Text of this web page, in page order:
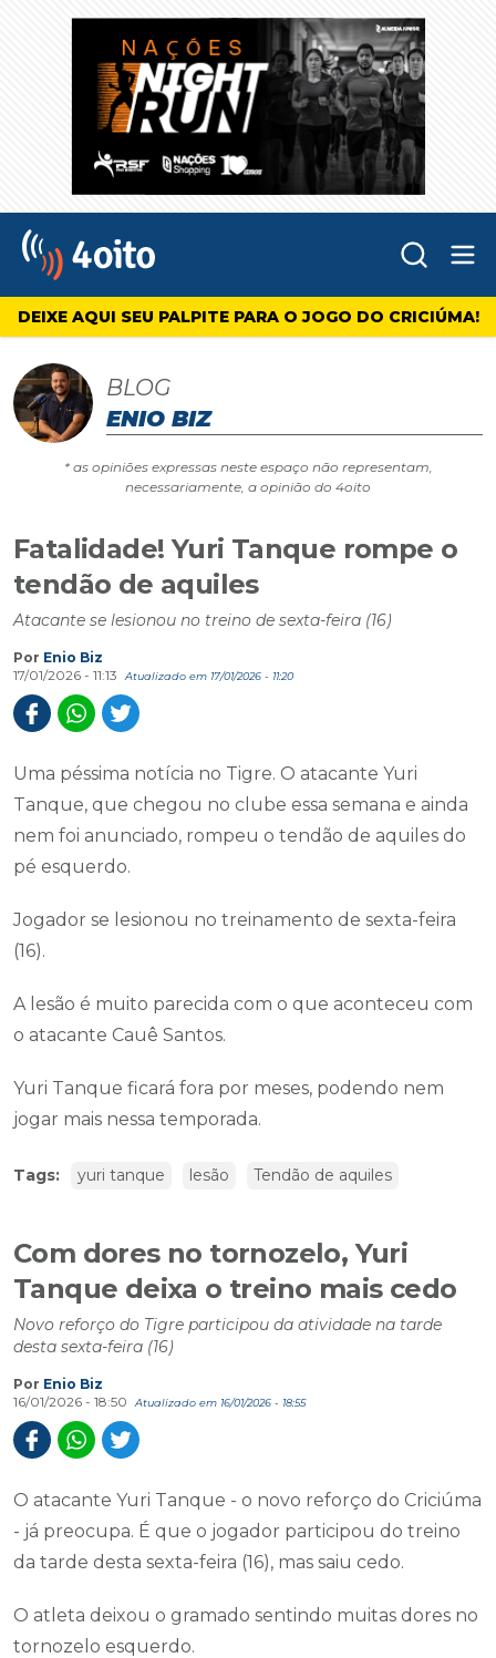
4oito
DEIXE AQUI SEU PALPITE PARA O JOGO DO CRICIÚMA!
BLOG
ENIO BIZ
* as opiniões expressas neste espaço não representam,
necessariamente, a opinião do 4oito
Fatalidade! Yuri Tanque rompe o
tendão de aquiles
Atacante se lesionou no treino de sexta-feira (16)
Por Enio Biz
17/01/2026 - 11:13
Atualizado em 17/01/2026 - 11:20
Uma péssima notícia no Tigre. O atacante Yuri
Tanque, que chegou no clube essa semana e ainda
nem foi anunciado, rompeu o tendão de aquiles do
pé esquerdo.
Jogador se lesionou no treinamento de sexta-feira
(16).
A lesão é muito parecida com o que aconteceu com
o atacante Cauê Santos.
Yuri Tanque ficará fora por meses, podendo nem
jogar mais nessa temporada.
Tags: yuri tanque lesão Tendão de aquiles
Com dores no tornozelo, Yuri
Tanque deixa o treino mais cedo
Novo reforço do Tigre participou da atividade na tarde
desta sexta-feira (16)
Por Enio Biz
16/01/2026 - 18:50
Atualizado em 16/01/2026 - 18:55
O atacante Yuri Tanque - o novo reforço do Criciúma
- já preocupa. É que o jogador participou do treino
da tarde desta sexta-feira (16), mas saiu cedo.
O atleta deixou o gramado sentindo muitas dores no
tornozelo esquerdo.